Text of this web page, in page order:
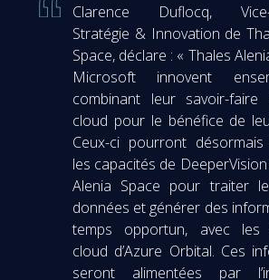
Clarence Duflocq, Vice-
Stratégie & Innovation de
Space, déclare : « Thales
Microsoft innovent
combinant leur savoir-faire
cloud pour le bénéfice de
Ceux-ci pourront
les capacités de
Alenia Space pour traiter
données et générer des
temps opportun, avec les
cloud d’Azure Orbital. Ces
seront alimentées par